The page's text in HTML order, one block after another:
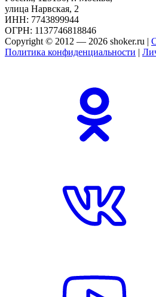
улица Нарвская, 2
ИНН: 7743899944
ОГРН: 1137746818846
Copyright © 2012 — 2026 shoker.ru |
Политика конфиденциальности |